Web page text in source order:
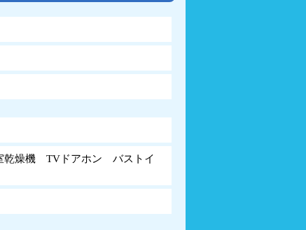
乾燥機 TVドアホン バストイ